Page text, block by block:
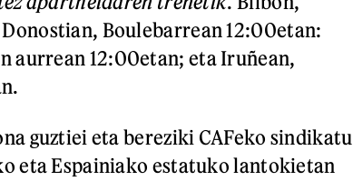
Boulebarrean 12:00etan:
aurrean 12:00etan; eta Iruñean,
guztiei eta bereziki CAFeko sindikatu
eta Espainiako estatuko lantokietan